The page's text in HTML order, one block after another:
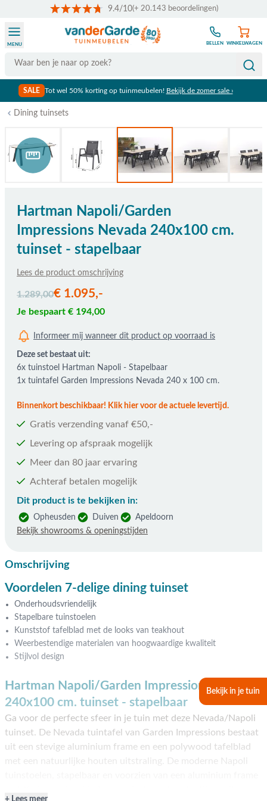
9.4/10(+ 20.143 beoordelingen)
Search
MENU BELLEN WINKELWAGEN
SALE Tot wel 50% korting op tuinmeubelen! Bekijk de zomer sale ›
Bekijk in je tuin
Dining tuinsets
Hartman Napoli/Garden
Impressions Nevada 240x100 cm.
tuinset - stapelbaar
Lees de product omschrijving
1.289,00€ 1.095,-
Je bespaart € 194,00
Informeer mij wanneer dit product op voorraad is
Deze set bestaat uit:
6x tuinstoel Hartman Napoli - Stapelbaar
1x tuintafel Garden Impressions Nevada 240 x 100 cm.
Binnenkort beschikbaar! Klik hier voor de actuele levertijd.
Gratis verzending vanaf €50,-
Levering op afspraak mogelijk
Meer dan 80 jaar ervaring
Achteraf betalen mogelijk
Dit product is te bekijken in:
Opheusden Duiven
Apeldoorn
Bekijk showrooms & openingstijden
Omschrijving
Voordelen 7-delige dining tuinset
Onderhoudsvriendelijk
Stapelbare tuinstoelen
Kunststof tafelblad met de looks van teakhout
Weerbestendige materialen van hoogwaardige kwaliteit
Stijlvol design
Hartman Napoli/Garden Impressions Nevada
240x100 cm. tuinset - stapelbaar
Ga voor de perfecte sfeer in je tuin met deze Nevada/Napoli
tuinset. De Nevada tuintafel van Garden Impressions bestaat
uit een stevige aluminium frame en een polywood tafelblad
met een natuurlijke houten uitstraling. De moderne Napoli
Lees meer